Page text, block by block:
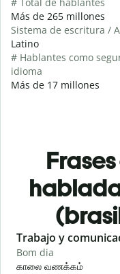
Más de 265 millones
Sistema de escritura /
Latino
# Hablantes como
idioma
Más de 17 millones
Slide 1 of 6
Trabajo y
Bom dia
காலை வணக்கம்